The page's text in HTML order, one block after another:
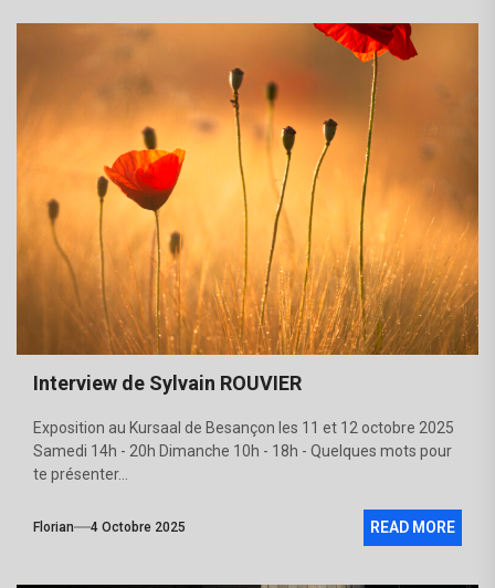
Interview de Sylvain ROUVIER
Exposition au Kursaal de Besançon les 11 et 12 octobre 2025
Samedi 14h - 20h Dimanche 10h - 18h - Quelques mots pour
te présenter...
Florian 4 Octobre 2025 READ MORE